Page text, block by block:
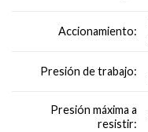
Accionamiento:
Presión de trabajo:
Presión máxima a
resistir: